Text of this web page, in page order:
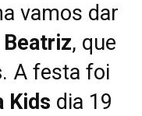
vamos dar
, que
. A festa foi
Kids dia 19